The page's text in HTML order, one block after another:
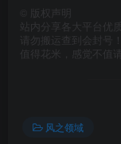
版权声明
站内分享各大平台优
请勿搬运查到会封号
值得花米，感觉不值
风之领域